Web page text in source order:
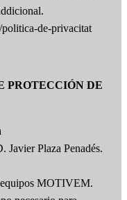
de-privacitat
PROTECCIÓN DE
Javier Plaza Penadés.
MOTIVEM.